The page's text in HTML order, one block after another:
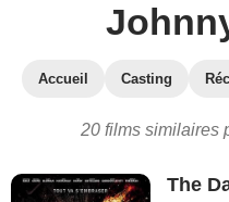
Accueil Casting
20 films similaires
The